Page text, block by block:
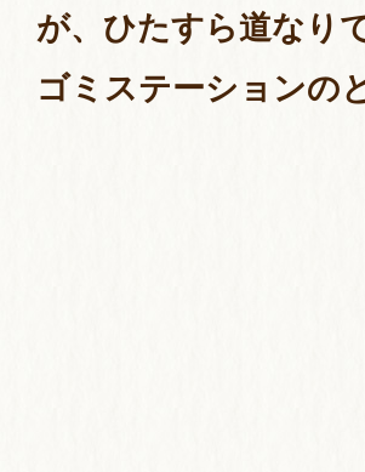
が、ひたすら道なりで
ゴミステーションの